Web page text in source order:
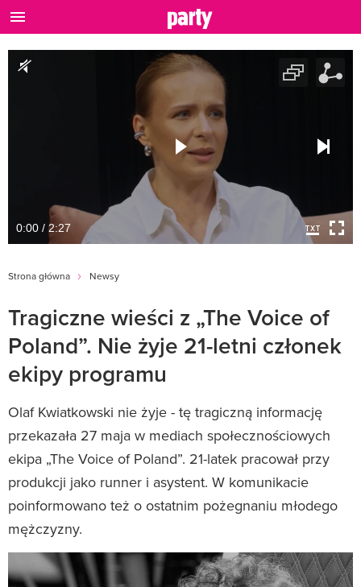
0:00 / 2:27
Strona główna Newsy
Tragiczne wieści z „The Voice of
Poland”. Nie żyje 21-letni członek
ekipy programu
Olaf Kwiatkowski nie żyje - tę tragiczną informację
przekazała 27 maja w mediach społecznościowych
ekipa „The Voice of Poland”. 21-latek pracował przy
produkcji jako runner i asystent. W komunikacie
poinformowano też o ostatnim pożegnaniu młodego
mężczyzny.